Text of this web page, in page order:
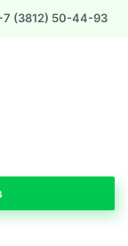
(3812) 50-44-93